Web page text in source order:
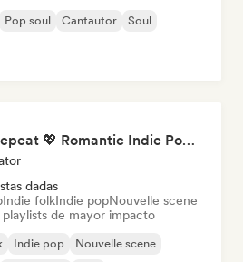
Pop soul Cantautor
Soul
Love on Repeat 💖 Romantic Indie Pop, Neo Soul & Singer-Songwriter
dadas
Indie folkIndie popNouvelle scene
de mayor impacto
Indie pop
Nouvelle scene